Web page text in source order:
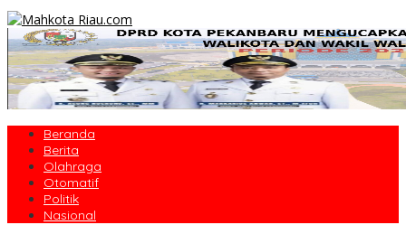
Beranda
Berita
Olahraga
Otomatif
Politik
Nasional